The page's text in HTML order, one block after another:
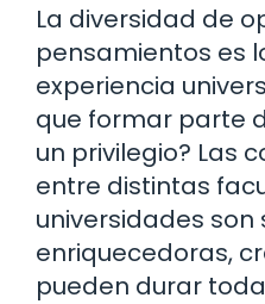
La diversidad de
pensamientos es
experiencia
que formar parte
un privilegio? Las
entre distintas
universidades son
enriquecedoras,
pueden durar